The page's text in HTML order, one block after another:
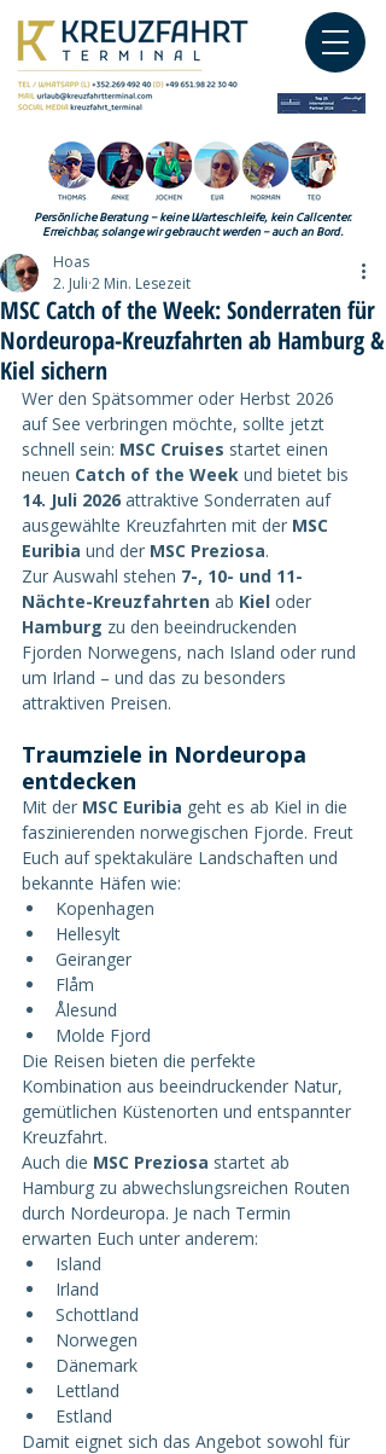
Persönliche Beratung – keine Warteschleife, kein Callcenter.
Erreichbar, solange wir gebraucht werden – auch an Bord.
MSC Catch of the Week: Sonderraten für
Nordeuropa-Kreuzfahrten ab Hamburg &
Kiel sichern
Hoas
2. Juli 2 Min. Lesezeit
Wer den Spätsommer oder Herbst 2026
auf See verbringen möchte, sollte jetzt
schnell sein: MSC Cruises startet einen
neuen Catch of the Week und bietet bis
14. Juli 2026 attraktive Sonderraten auf
ausgewählte Kreuzfahrten mit der MSC
Euribia und der MSC Preziosa.
Zur Auswahl stehen 7-, 10- und 11-
Nächte-Kreuzfahrten ab Kiel oder
Hamburg zu den beeindruckenden
Fjorden Norwegens, nach Island oder rund
um Irland – und das zu besonders
attraktiven Preisen.
Traumziele in Nordeuropa
entdecken
Mit der MSC Euribia geht es ab Kiel in die
faszinierenden norwegischen Fjorde. Freut
Euch auf spektakuläre Landschaften und
bekannte Häfen wie:
Kopenhagen
Hellesylt
Geiranger
Flåm
Ålesund
Molde Fjord
Die Reisen bieten die perfekte
Kombination aus beeindruckender Natur,
gemütlichen Küstenorten und entspannter
Kreuzfahrt.
Auch die MSC Preziosa startet ab
Hamburg zu abwechslungsreichen Routen
durch Nordeuropa. Je nach Termin
erwarten Euch unter anderem:
Island
Irland
Schottland
Norwegen
Dänemark
Lettland
Estland
Damit eignet sich das Angebot sowohl für